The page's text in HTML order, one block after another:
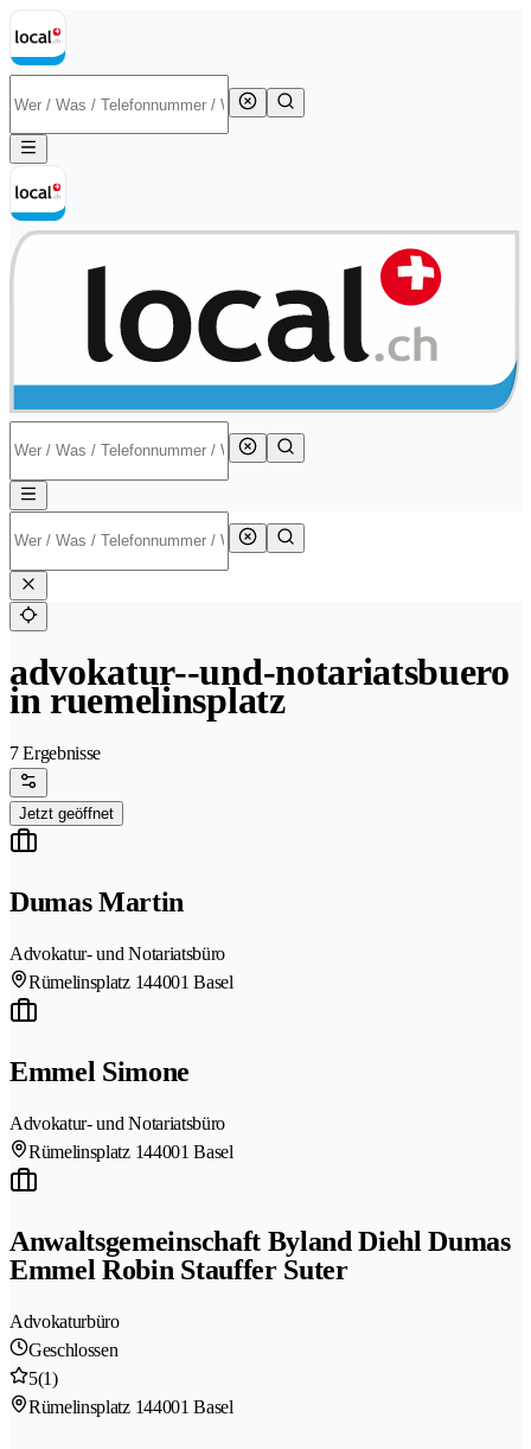
advokatur--und-notariatsbuero
in ruemelinsplatz
7 Ergebnisse
Jetzt geöffnet
Dumas Martin
Advokatur- und Notariatsbüro
Rümelinsplatz 144001 Basel
Emmel Simone
Advokatur- und Notariatsbüro
Rümelinsplatz 144001 Basel
Anwaltsgemeinschaft Byland Diehl Dumas
Emmel Robin Stauffer Suter
Advokaturbüro
Geschlossen
5(1)
Rümelinsplatz 144001 Basel